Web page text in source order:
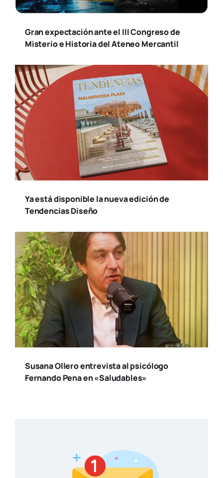
Gran expectación ante el III Congreso de
Misterio e Historia del Ateneo Mercantil
Ya está disponible la nueva edición de
Tendencias Diseño
Susana Ollero entrevista al psicólogo
Fernando Pena en «Saludables»